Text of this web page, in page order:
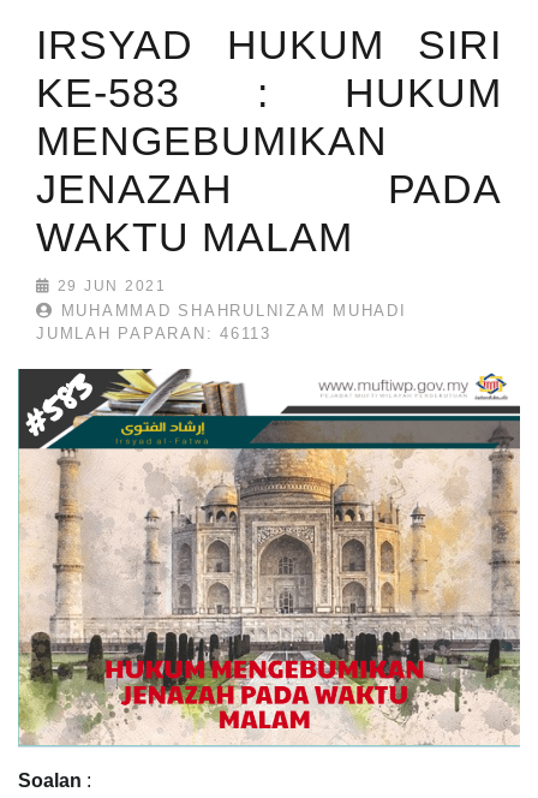
IRSYAD HUKUM SIRI
KE-583 : HUKUM
MENGEBUMIKAN
JENAZAH PADA
WAKTU MALAM
29 JUN 2021
MUHAMMAD SHAHRULNIZAM MUHADI
JUMLAH PAPARAN: 46113
Soalan :